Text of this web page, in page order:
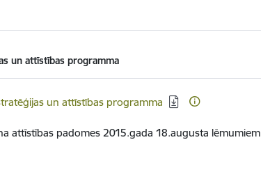
un attīstības programma
un attīstības programma
attīstības padomes 2015.gada 18.augusta lēmumiem